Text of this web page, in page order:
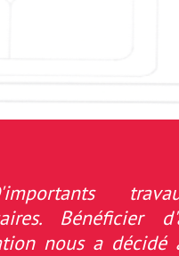
Bénéficier
nous a décidé